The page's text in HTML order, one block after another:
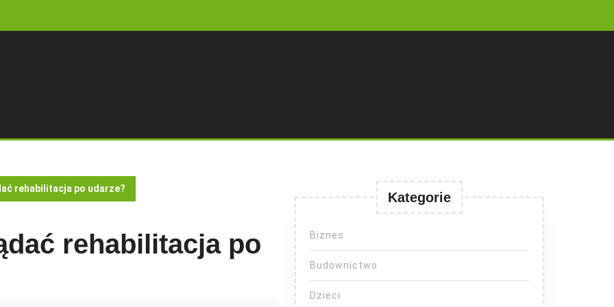
rehabilitacja po udarze?
rehabilitacja po
Kategorie
Biznes
Budownictwo
Dzieci